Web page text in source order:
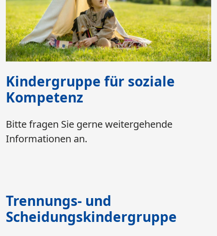
Kindergruppe für soziale
Kompetenz
Bitte fragen Sie gerne weitergehende
Informationen an.
Trennungs- und
Scheidungskindergruppe